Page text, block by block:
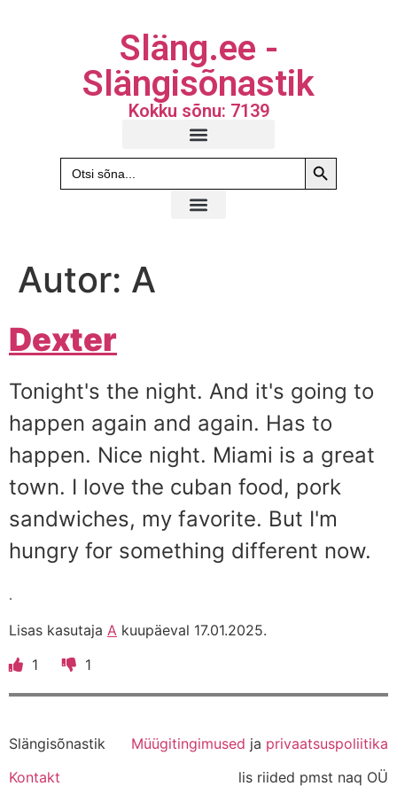
Släng.ee -
Slängisõnastik
Kokku sõnu: 7139
Search
for:
Search
Autor: A
Dexter
Tonight's the night. And it's going to
happen again and again. Has to
happen. Nice night. Miami is a great
town. I love the cuban food, pork
sandwiches, my favorite. But I'm
hungry for something different now.
.
Lisas kasutaja A kuupäeval 17.01.2025.
1
1
Slängisõnastik Müügitingimused ja privaatsuspoliitika
Kontakt
lis riided pmst naq OÜ